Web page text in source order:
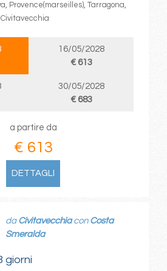
Provence(marseilles), Tarragona,
16/05/2028
€ 613
30/05/2028
€ 683
a partire da
€ 613
DETTAGLI
giorni
da Civitavecchiacon Costa
Smeralda